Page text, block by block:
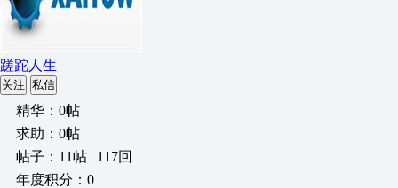
蹉跎人生
关注 私信
精华：0帖
求助：0帖
帖子：11帖 | 117回
年度积分：0